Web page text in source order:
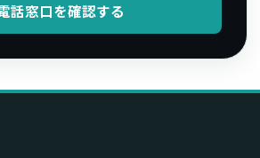
話窓口を確認する